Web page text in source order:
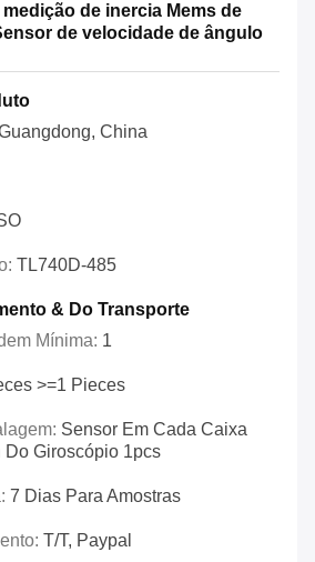
medição de inercia Mems de
de velocidade de ângulo
China
TL740D-485
& Do Transporte
Mínima: 1
>=1 Pieces
Sensor Em Cada Caixa
Do Giroscópio 1pcs
7 Dias Para Amostras
T/T, Paypal